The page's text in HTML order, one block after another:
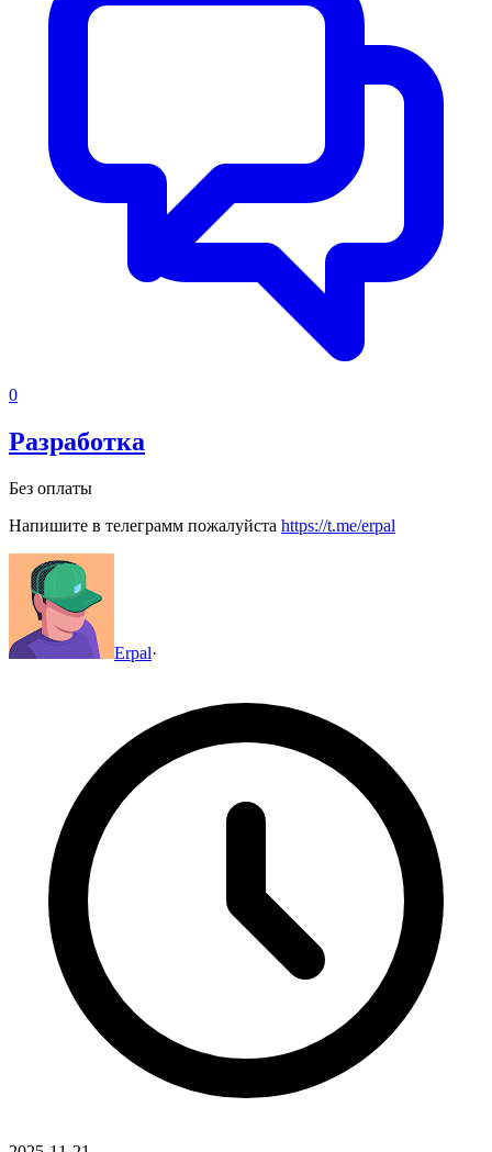
0
Разработка
Без оплаты
Напишите в телеграмм пожалуйста https://t.me/erpal
Erpal·